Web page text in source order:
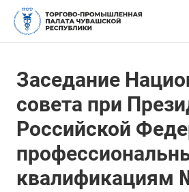
Заседание
совета при
Российской
квалификациям